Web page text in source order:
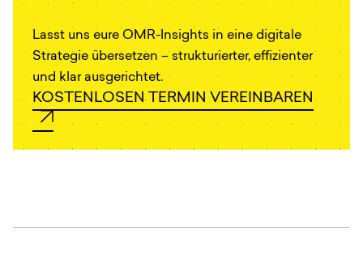
Lasst uns eure OMR-Insights in eine digitale
Strategie übersetzen – strukturierter, effizienter
und klar ausgerichtet.
KOSTENLOSEN TERMIN VEREINBAREN